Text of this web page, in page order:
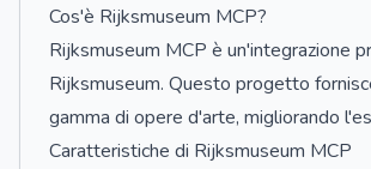
Cos'è Rijksmuseum MCP?
Rijksmuseum MCP è un'integrazione
Rijksmuseum. Questo progetto
gamma di opere d'arte, migliorando
Caratteristiche di Rijksmuseum MCP